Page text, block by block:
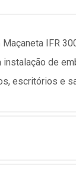
IFR
de
escritórios e